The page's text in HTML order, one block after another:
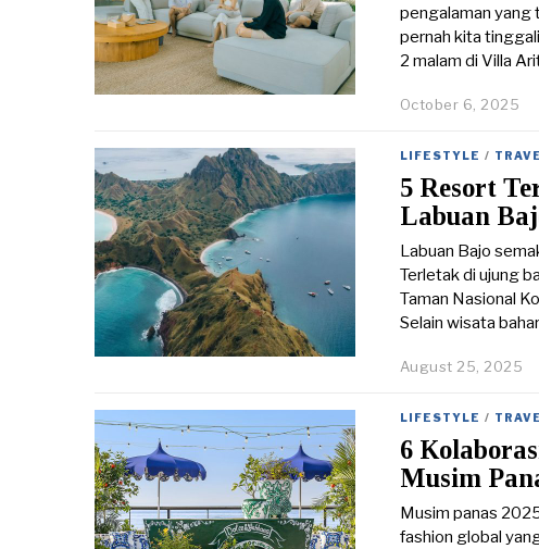
pengalaman yang
pernah kita
2 malam di Villa
October 6, 2025
LIFESTYLE /
5 Resort
Labuan
Labuan Bajo
Terletak di ujung
Taman Nasional
Selain wisata
August 25, 2025
LIFESTYLE /
6
Musim
Musim panas
fashion global